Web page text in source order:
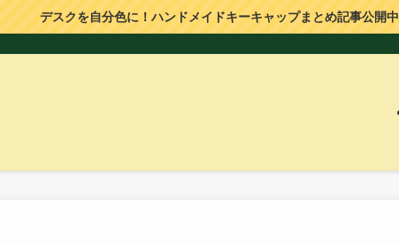
デスクを自分色に！ハンドメイドキーキャップまとめ記事公開中